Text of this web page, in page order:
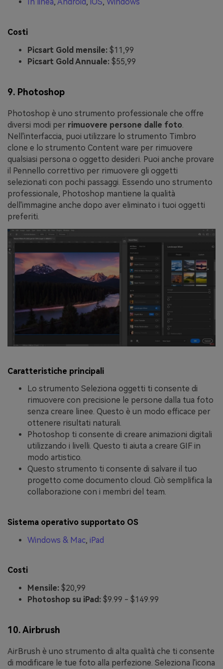
In linea, Android, iOS, Windows
Costi
Picsart Gold mensile: $11,99
Picsart Gold Annuale: $55,99
9. Photoshop
Photoshop è uno strumento professionale che offre
diversi modi per rimuovere persone dalle foto.
Nell'interfaccia, puoi utilizzare lo strumento Timbro
clone e lo strumento Content ware per rimuovere
qualsiasi persona o oggetto desideri. Puoi anche provare
il Pennello correttivo per rimuovere gli oggetti
selezionati con pochi passaggi. Essendo uno strumento
professionale, Photoshop mantiene la qualità
dell'immagine anche dopo aver eliminato i tuoi oggetti
preferiti.
Caratteristiche principali
Lo strumento Seleziona oggetti ti consente di
rimuovere con precisione le persone dalla tua foto
senza creare linee. Questo è un modo efficace per
ottenere risultati naturali.
Photoshop ti consente di creare animazioni digitali
utilizzando i livelli. Questo ti aiuta a creare GIF in
modo artistico.
Questo strumento ti consente di salvare il tuo
progetto come documento cloud. Ciò semplifica la
collaborazione con i membri del team.
Sistema operativo supportato OS
Windows & Mac, iPad
Costi
Mensile: $20,99
Photoshop su iPad: $9.99 - $149.99
10. Airbrush
AirBrush è uno strumento di alta qualità che ti consente
di modificare le tue foto alla perfezione. Seleziona l'icona